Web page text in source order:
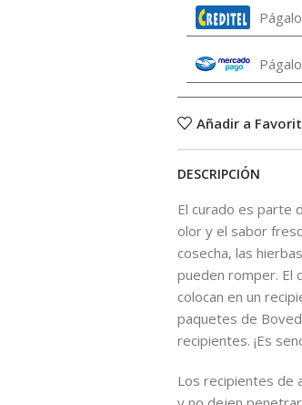
Añadir a
DESCRIPCIÓN
El curado es parte
olor y el sabor
cosecha, las
pueden romper. El
colocan en un
paquetes de
recipientes. ¡Es
Los recipientes de